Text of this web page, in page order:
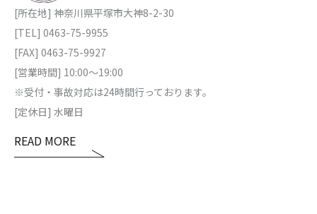
[所在地] 神奈川県平塚市大神8-2-30
[TEL] 0463-75-9955
[FAX] 0463-75-9927
[営業時間] 10:00～19:00
※受付・事故対応は24時間行っております。
[定休日] 水曜日
READ MORE